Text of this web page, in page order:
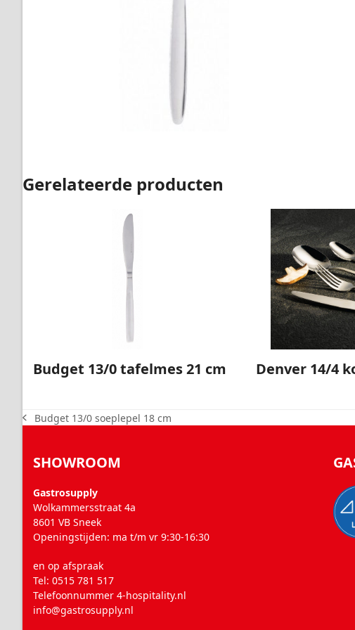
Gerelateerde producten
Budget 13/0 tafelmes 21 cm Denver 14/4
previous
Budget 13/0 soeplepel 18 cm
SHOWROOM
Gastrosupply
Wolkammersstraat 4a
8601 VB Sneek
Openingstijden: ma t/m vr 9:30-16:30
en op afspraak
Tel: 0515 781 517
Telefoonnummer 4-hospitality.nl
info@gastrosupply.nl